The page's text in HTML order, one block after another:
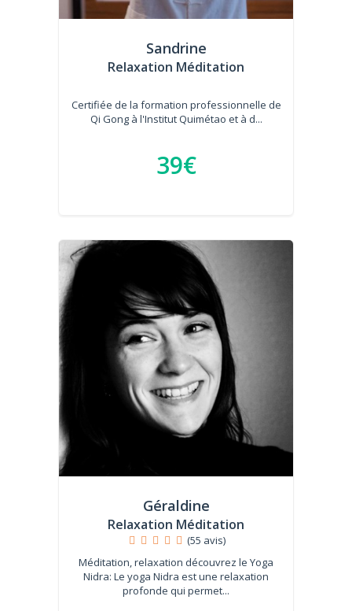
Sandrine
Relaxation Méditation
Certifiée de la formation professionnelle de
Qi Gong à l'Institut Quimétao et à d...
39€
Géraldine
Relaxation Méditation
(55 avis)
Méditation, relaxation découvrez le Yoga
Nidra: Le yoga Nidra est une relaxation
profonde qui permet...